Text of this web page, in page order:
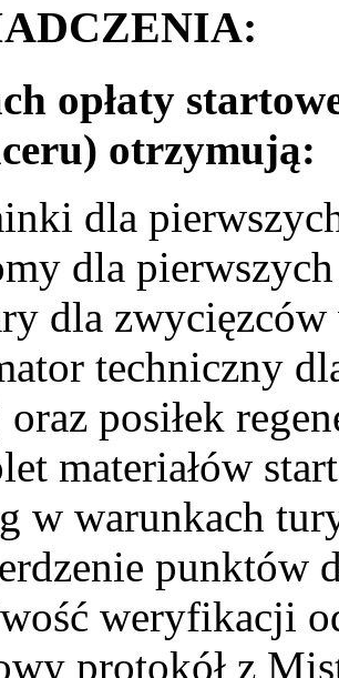
opłaty
otrzymują:
dla
dla
dla
techniczny
posiłek
materiałów
w warunkach
punktów
weryfikacji
protokół z